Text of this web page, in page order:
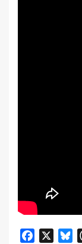
Facebook